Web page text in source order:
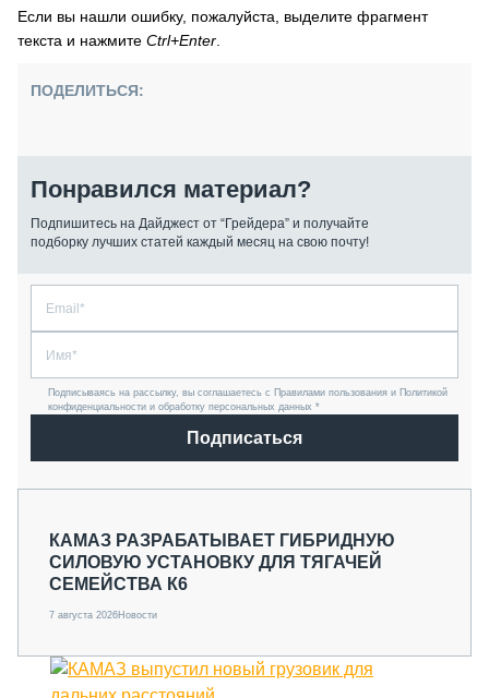
Если вы нашли ошибку, пожалуйста, выделите фрагмент
текста и нажмите Ctrl+Enter
ПОДЕЛИТЬСЯ:
Понравился материал?
Подпишитесь на Дайджест от “Грейдера” и получайте
подборку лучших статей каждый месяц на свою почту!
Подписываясь на рассылку, вы соглашаетесь с Правилами пользования и Политикой
конфиденциальности и обработку персональных данных *
Подписаться
КАМАЗ РАЗРАБАТЫВАЕТ ГИБРИДНУЮ
СИЛОВУЮ УСТАНОВКУ ДЛЯ ТЯГАЧЕЙ
СЕМЕЙСТВА К6
7 августа 2026Новости